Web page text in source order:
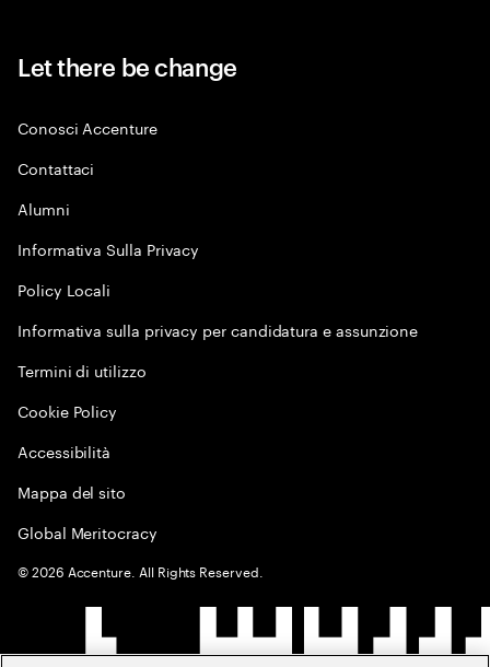
Let there be change
Conosci Accenture
Contattaci
Alumni
Informativa Sulla Privacy
Policy Locali
Informativa sulla privacy per candidatura e assunzione
Termini di utilizzo
Cookie Policy
Accessibilità
Mappa del sito
Global Meritocracy
©2026 Accenture. All Rights Reserved.